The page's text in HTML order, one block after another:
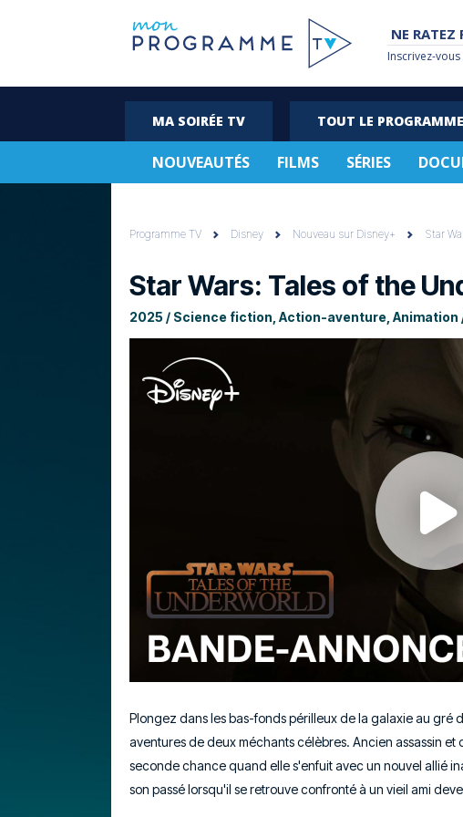
NE RATEZ
Inscrivez-
MA SOIRÉE TV TOUT LE
NOUVEAUTÉS FILMS SÉRIES
Programme TV Disney Nouveau sur Disney+ Star
Star Wars: Tales of the
2025 / Science fiction, Action-aventure, Animation
Plongez dans les bas-fonds périlleux de la galaxie au gré
aventures de deux méchants célèbres. Ancien assassin et
seconde chance quand elle s'enfuit avec un nouvel allié
son passé lorsqu'il se retrouve confronté à un vieil ami